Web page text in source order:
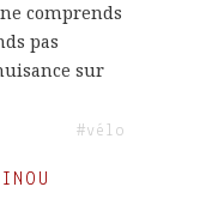
comprends
pas
sur
#vélo